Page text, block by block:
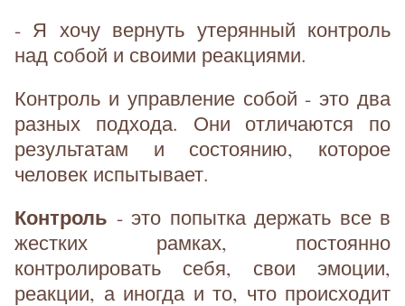
- Я хочу вернуть утерянный контроль
над собой и своими реакциями.
Контроль и управление собой - это два
разных подхода. Они отличаются по
результатам и состоянию, которое
человек испытывает.
Контроль - это попытка держать все в
жестких рамках, постоянно
контролировать себя, свои эмоции,
реакции, а иногда и то, что происходит